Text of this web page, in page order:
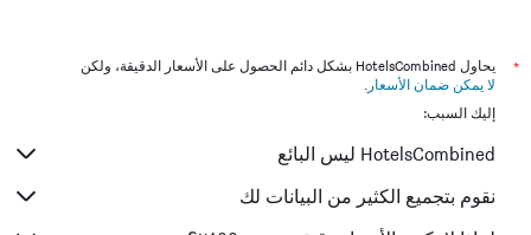
*
يحاول HotelsCombined بشكل دائم الحصول على الأسعار الدقيقة، ولكن
لا يمكن ضمان الأسعار .
إليك السبب:
HotelsCombined ليس البائع
نقوم بتجميع الكثير من البيانات لك